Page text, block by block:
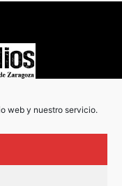
web y nuestro servicio.